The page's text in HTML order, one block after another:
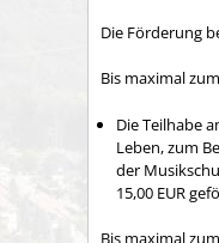
Die Förderung
Bis maximal
Die Teilhabe
Leben, zum
der
15,00 EUR
Bis maximal